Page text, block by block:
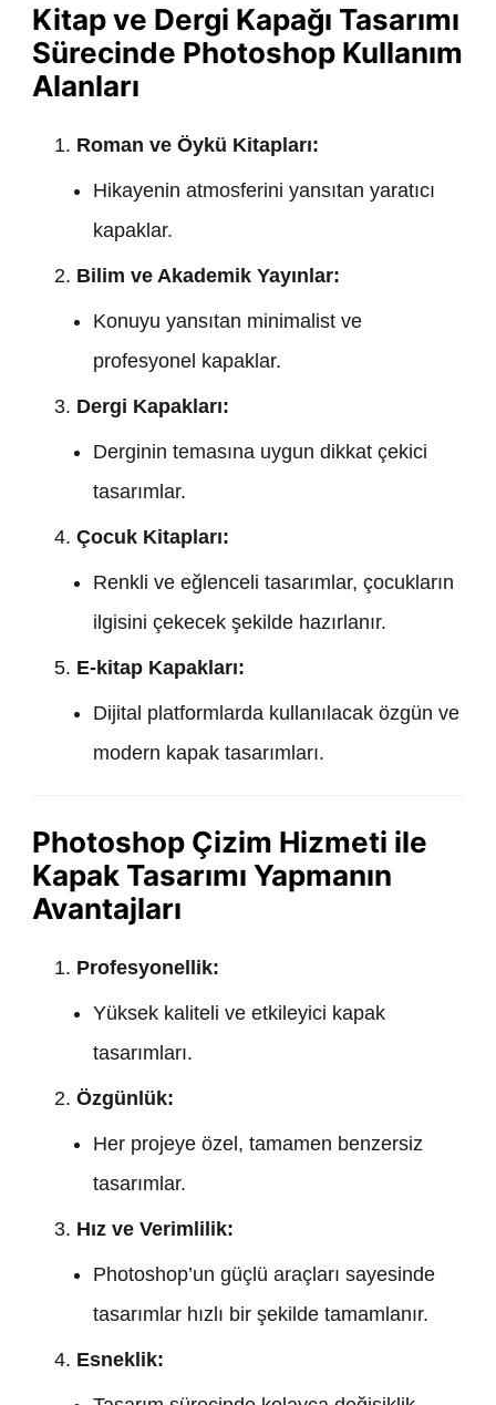
Kitap ve Dergi Kapağı Tasarımı
Sürecinde Photoshop Kullanım
Alanları
Roman ve Öykü Kitapları:
Hikayenin atmosferini yansıtan yaratıcı
kapaklar.
Bilim ve Akademik Yayınlar:
Konuyu yansıtan minimalist ve
profesyonel kapaklar.
Dergi Kapakları:
Derginin temasına uygun dikkat çekici
tasarımlar.
Çocuk Kitapları:
Renkli ve eğlenceli tasarımlar, çocukların
ilgisini çekecek şekilde hazırlanır.
E-kitap Kapakları:
Dijital platformlarda kullanılacak özgün ve
modern kapak tasarımları.
Photoshop Çizim Hizmeti ile
Kapak Tasarımı Yapmanın
Avantajları
Profesyonellik:
Yüksek kaliteli ve etkileyici kapak
tasarımları.
Özgünlük:
Her projeye özel, tamamen benzersiz
tasarımlar.
Hız ve Verimlilik:
Photoshop’un güçlü araçları sayesinde
tasarımlar hızlı bir şekilde tamamlanır.
Esneklik: